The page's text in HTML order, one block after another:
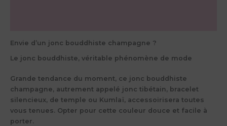
Envie d’un jonc bouddhiste champagne ?
Le jonc bouddhiste, véritable phénomène de mode
Grande tendance du moment, ce jonc bouddhiste
champagne, autrement appelé jonc tibétain, bracelet
silencieux, de temple ou Kumlaï, accessoirisera toutes
vous tenues. Opter pour cette couleur douce et facile à
porter.